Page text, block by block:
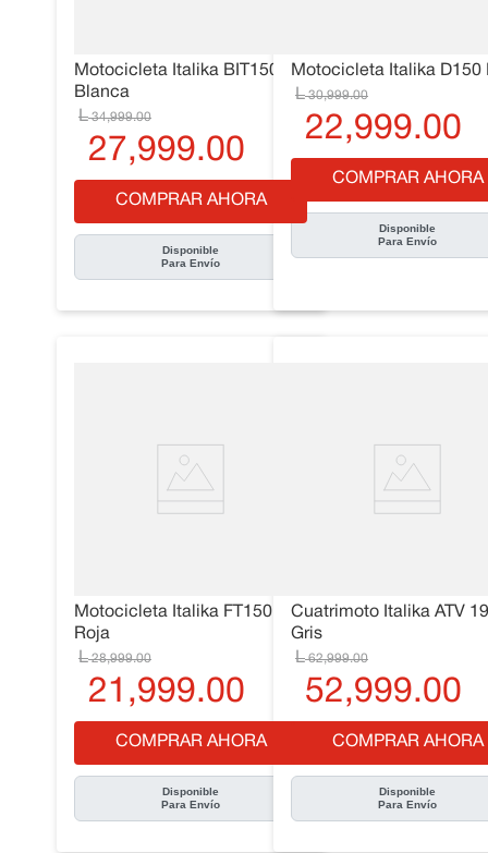
Motocicleta Italika BIT150
Blanca
34,999.00
27,999.00
COMPRAR AHORA
Disponible
Para Envío
Motocicleta Italika D150
30,999.00
22,999.00
COMPRAR AHORA
Disponible
Para Envío
Motocicleta Italika FT150
Roja
28,999.00
21 ,999.00
COMPRAR AHORA
Disponible
Para Envío
Cuatrimoto Italika ATV
Gris
62,999.00
52,999.00
COMPRAR AHORA
Disponible
Para Envío